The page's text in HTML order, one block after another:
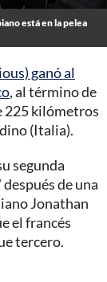
está en la pelea
ganó al
, al término de
225 kilómetros
(Italia).
segunda
de una
Jonathan
el francés
tercero.